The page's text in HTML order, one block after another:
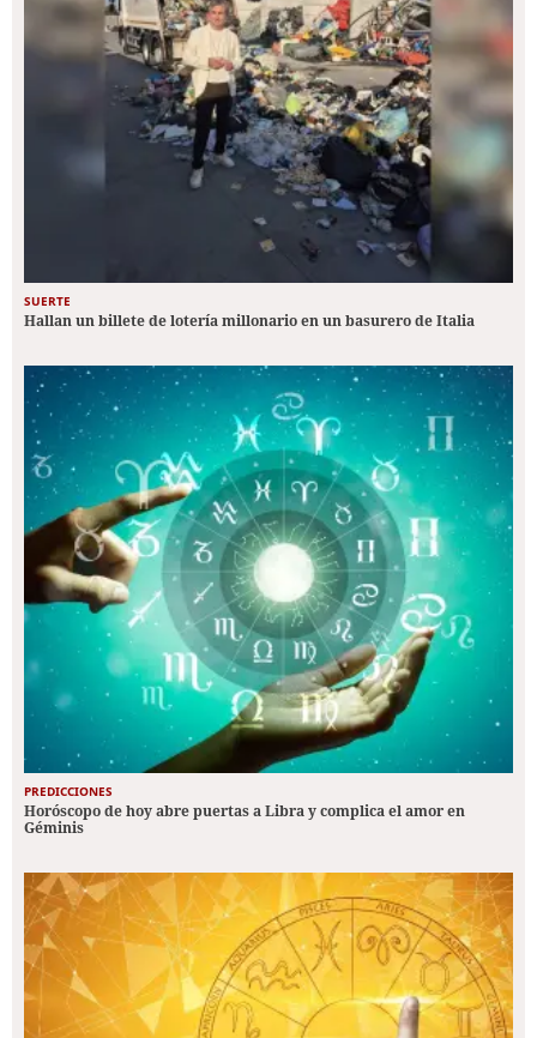
SUERTE
Hallan un billete de lotería millonario en un basurero de Italia
PREDICCIONES
Horóscopo de hoy abre puertas a Libra y complica el amor en
Géminis